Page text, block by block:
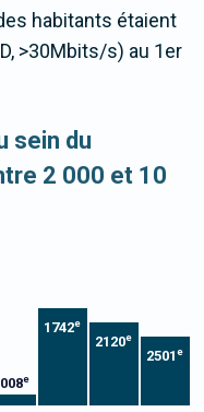
habitants étaient
>30Mbits/s) au 1er
sein du
2 000 et 10
e
1742e
2120e
2501e